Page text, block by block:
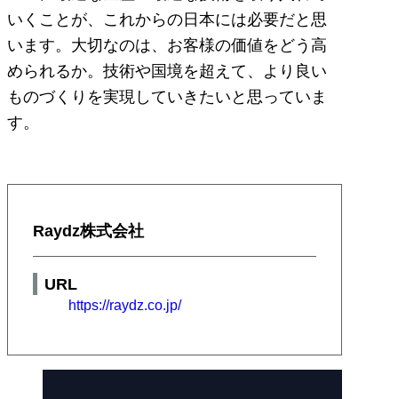
いくことが、これからの日本には必要だと思
います。大切なのは、お客様の価値をどう高
められるか。技術や国境を超えて、より良い
ものづくりを実現していきたいと思っていま
す。
Raydz株式会社
URL
https://raydz.co.jp/